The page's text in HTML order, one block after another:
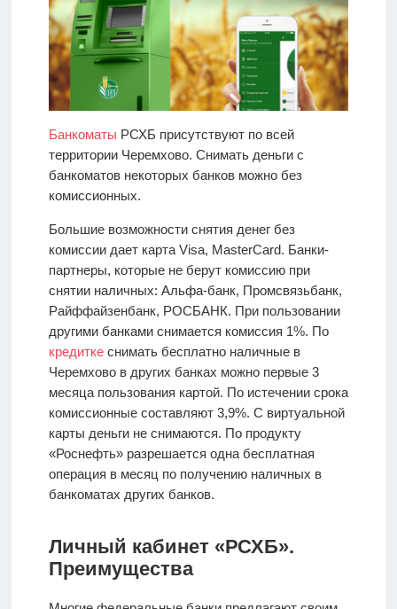
Банкоматы РСХБ присутствуют по всей
территории Черемхово. Снимать деньги с
банкоматов некоторых банков можно без
комиссионных.
Большие возможности снятия денег без
комиссии дает карта Visa, MasterCard. Банки-
партнеры, которые не берут комиссию при
снятии наличных: Альфа-банк, Промсвязьбанк,
Райффайзенбанк, РОСБАНК. При пользовании
другими банками снимается комиссия 1%. По
кредиткеснимать бесплатно наличные в
Черемхово в других банках можно первые 3
месяца пользования картой. По истечении срока
комиссионные составляют 3,9%. С виртуальной
карты деньги не снимаются. По продукту
«Роснефть» разрешается одна бесплатная
операция в месяц по получению наличных в
банкоматах других банков.
Личный кабинет «РСХБ».
Преимущества